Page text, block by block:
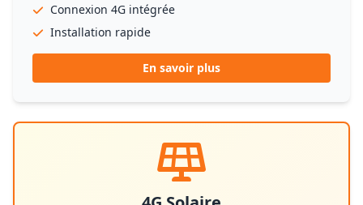
Connexion 4G intégrée
Installation rapide
En savoir plus